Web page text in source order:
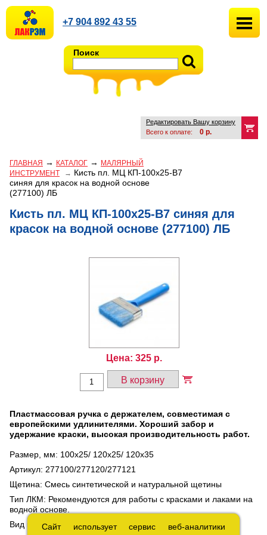
Поиск
+7 904 892 43 55
Редактировать Вашу корзину
Всего к оплате:
0 р.
ГЛАВНАЯ → КАТАЛОГ →
МАЛЯРНЫЙ
ИНСТРУМЕНТ
→ Кисть пл. МЦ КП-100х25-В7
синяя для красок на водной основе
(277100) ЛБ
Кисть пл. МЦ КП-100х25-В7 синяя для
красок на водной основе (277100) ЛБ
Цена: 325 р.
В корзину
Пластмассовая ручка с держателем, совместимая с
европейскими удлинителями. Хороший забор и
удержание краски, высокая производительность работ.
Размер, мм: 100x25/ 120x25/ 120x35
Артикул: 277100/277120/277121
Щетина: Смесь синтетической и натуральной щетины
Тип ЛКМ: Рекомендуются для работы с красками и лаками на
водной основе.
Вид кисти: Плоская
Сайт использует сервис веб-аналитики
Сайт использует сервис веб-аналитики